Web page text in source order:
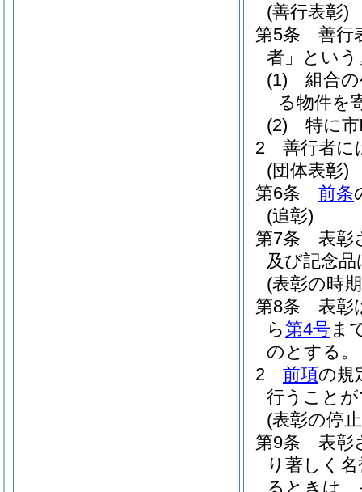
(善行表彰)
第5条
善行
者」という
(1)
組合
る物件を
(2)
特に
2
善行者に
(団体表彰)
第6条
前条
(追彰)
第7条
表彰
及び記念
(表彰の時
第8条
表彰
ら第4号ま
のとする。
2
前項の規
行うこと
(表彰の停
第9条
表彰
り著しく
るときは